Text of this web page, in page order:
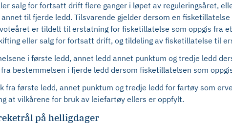
salg for fortsatt drift flere ganger i løpet av reguleringsåret,
til fjerde ledd. Tilsvarende gjelder dersom en
er tildelt til erstatning for fisketillatelse som oppgis fra
eller salg for fortsatt drift, og tildeling av fisketillatelse til
i første ledd, annet ledd annet punktum og tredje ledd
bestemmelsen i fjerde ledd dersom fisketillatelsen som
fra første ledd, annet punktum og tredje ledd for fartøy som
at vilkårene for bruk av leiefartøy ellers er oppfylt.
på helligdager